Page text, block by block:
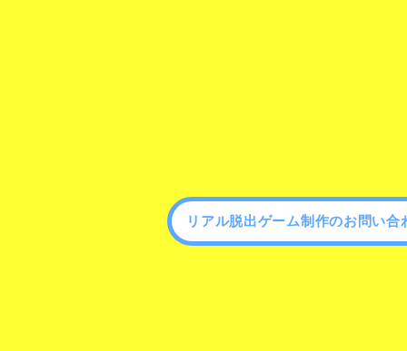
リアル脱出ゲーム制作のお問い合